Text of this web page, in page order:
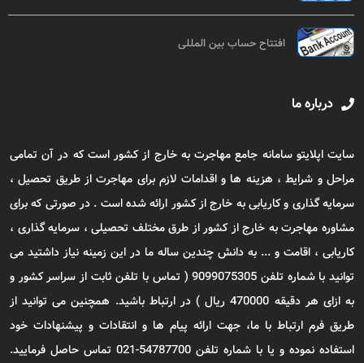
افتتاح حساب بین المللی
درباره ما
سایت اپلایتو سامانه جامع مهاجرت به خارج از کشور است که در آن تمامی
مراحل و شرایط ، هزینه ها و اقدامات لازم برای مهاجرت از طریق تحصیل ،
سرمایه گذاری و کاریابی به خارج از کشور ارائه شده است . در صورتی که برای
مشاوره مهاجرت به خارج از کشور از طرق مختلف تحصیلی ، سرمایه گذاری ،
کاریابی ، اقامت و ... به دانش چندین ساله ما در این زمینه نیاز داشتید می
توانید با شماره تلفن 9099075305 ( تماس با تلفن ثابت از سراسر کشور و
به ازای هر دقیقه 470000 ریال ) در ارتباط باشید. همچنین می توانید از
طریق فرم ارتباط با ما، جهت ارائه پیام ها و انتقادات و پیشنهادات خود
استفاده نموده و یا با شماره تلفن 54787700-021 تماس حاصل فرمایید.